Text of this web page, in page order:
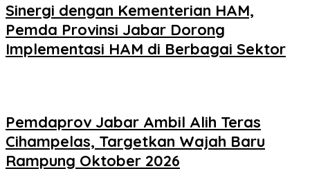
Sinergi dengan Kementerian HAM,
Pemda Provinsi Jabar Dorong
Implementasi HAM di Berbagai Sektor
Pemdaprov Jabar Ambil Alih Teras
Cihampelas, Targetkan Wajah Baru
Rampung Oktober 2026